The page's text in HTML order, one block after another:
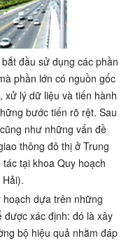
đầu sử dụng các phần
phần lớn có nguồn gốc
xử lý dữ liệu và tiến hành
bước tiến rõ rệt. Sau
như những vấn đề
thông đô thị ở Trung
tác tại khoa Quy hoạch
dựa trên những
được xác định: đó là xây
bộ hiệu quả nhằm đáp